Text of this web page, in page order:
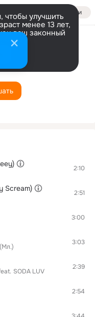
Войти
улучшить
менее 13 лет,
ваш законный
2:10
Scream) 2:51
3:00
3:03
SODA LUV
2:39
2:54